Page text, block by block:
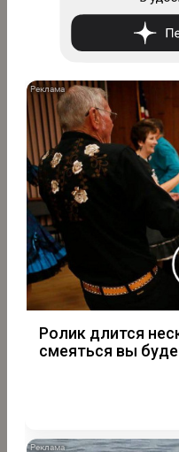
Ролик длится
смеяться вы